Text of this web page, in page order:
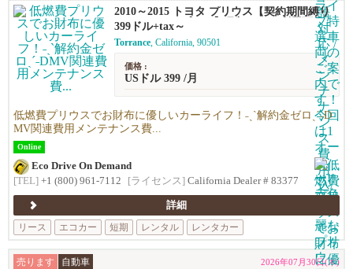
2010～2015 トヨタ プリウス【契約期間縛り
ナシのリースプラン】月額$399～利用可能！
399ドル+tax～
Torrance, California, 90501
価格 :
USドル 399 /月
低燃費プリウスでお財布に優しいカーライフ！˗ˏˋ解約金ゼロˎˊ˗D
MV関連費用メンテナンス費...
Online
Eco Drive On Demand
[TEL] +1 (800) 961-7112 [ライセンス] California Dealer # 83377
詳細
リース
エコカー 短期 レンタル レンタカー
売ります 自動車 2026年07月30日(木)